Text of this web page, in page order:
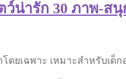
ว์น่ารัก 30 ภาพ-ส
กโดยเฉพาะ เหมาะสำหรั